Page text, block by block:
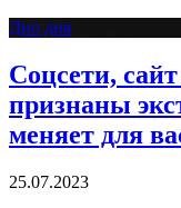
Дно дня
Соцсети,
признаны
меняет для
25.07.2023